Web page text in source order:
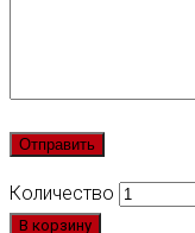
Количество
В корзину